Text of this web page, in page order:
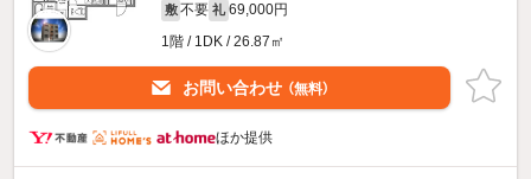
敷 不要 礼 69,000円
1階 / 1DK / 26.87㎡
お問い合わせ （無料）
ほか提供